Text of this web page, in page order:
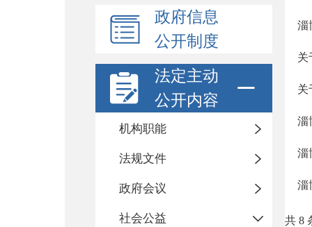
政府信息
公开制度
法定主动
公开内容
机构职能
法规文件
政府会议
社会公益
淄
关
关
淄
淄
淄
共 8